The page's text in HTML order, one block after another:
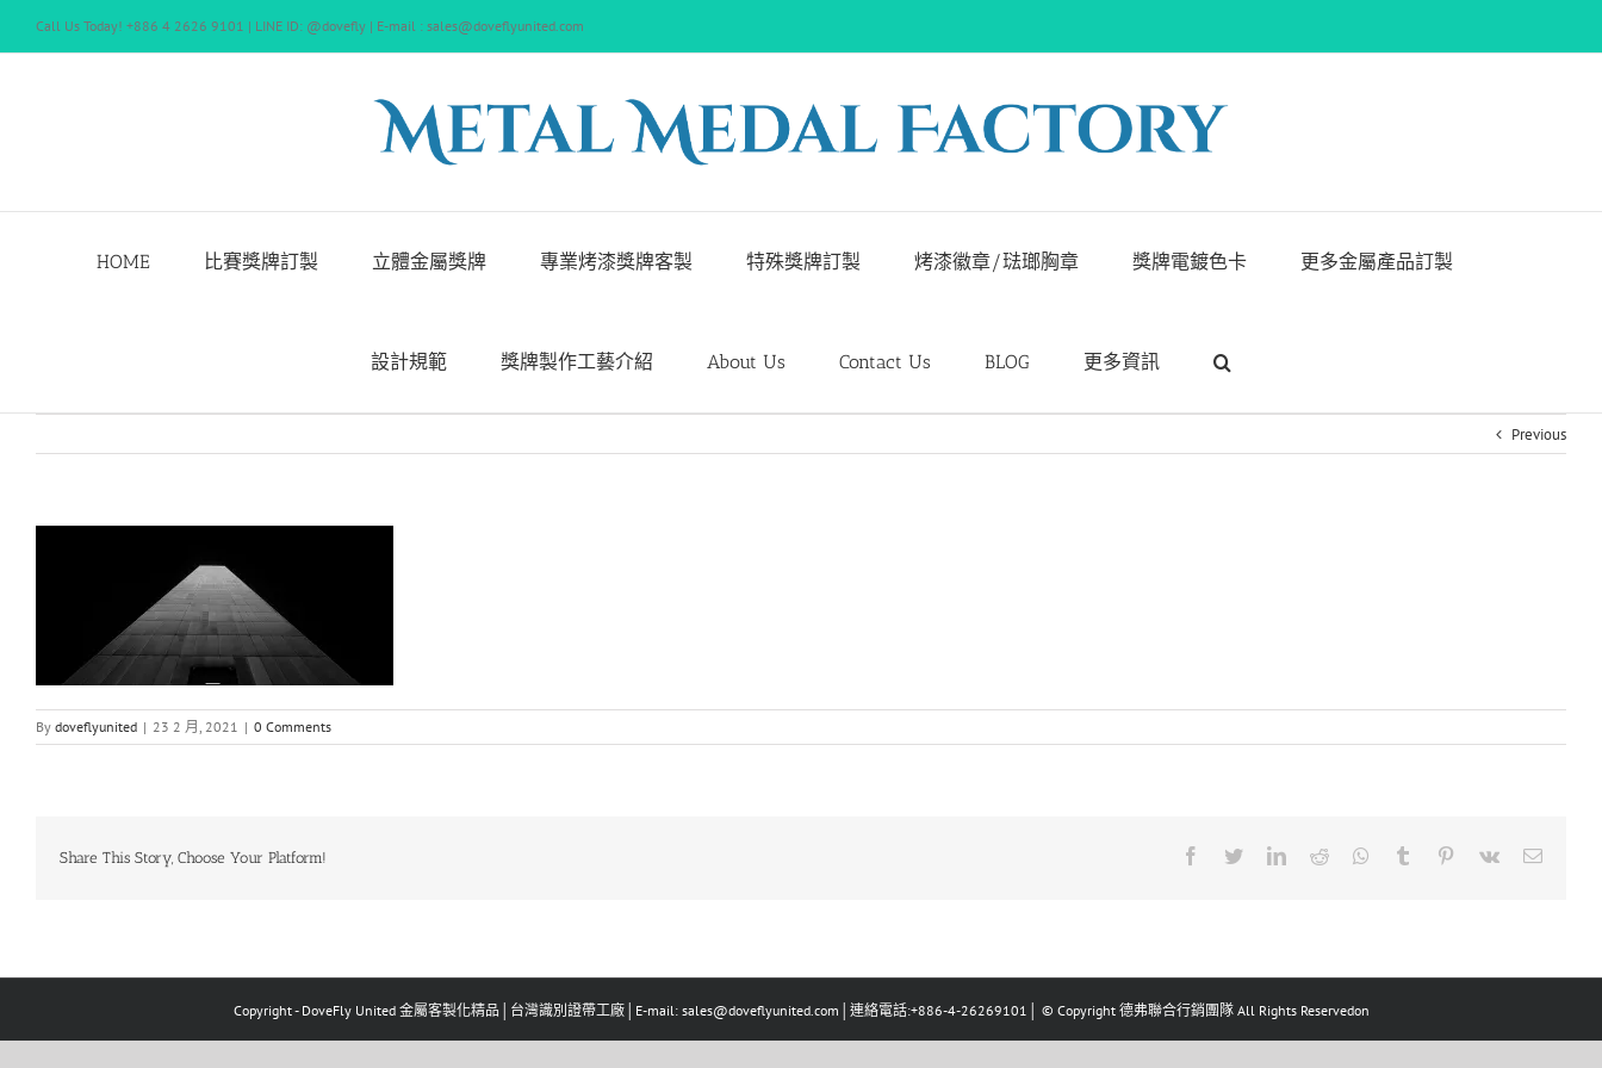
content
Call Us Today! +886 4 2626 9101 | LINE ID: @dovefly | E-mail : sales@doveflyunited.com
HOME 比賽獎牌訂製 立體金屬獎牌 專業烤漆獎牌客製 特殊獎牌訂製 烤漆徽章/琺瑯胸章 獎牌電鍍色卡 更多金屬產品訂製
設計規範 獎牌製作工藝介紹 About Us Contact Us BLOG 更多資訊
Previous
By doveflyunited | 23 2 月, 2021 | 0 Comments
Share This Story, Choose Your Platform! Facebook
TwitterLinkedIn
Reddit Whatsapp
Tumblr Pinterest
Vk Email
Copyright - DoveFly United 金屬客製化精品│台灣識別證帶工廠│E-mail: sales@doveflyunited.com│連絡電話:+886-4-26269101│ © Copyright 德弗聯合行銷團隊 All Rights Reservedon